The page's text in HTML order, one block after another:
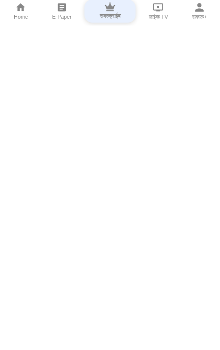
Home E-Paper सबस्क्राईब लाईव्ह TV सकाळ+